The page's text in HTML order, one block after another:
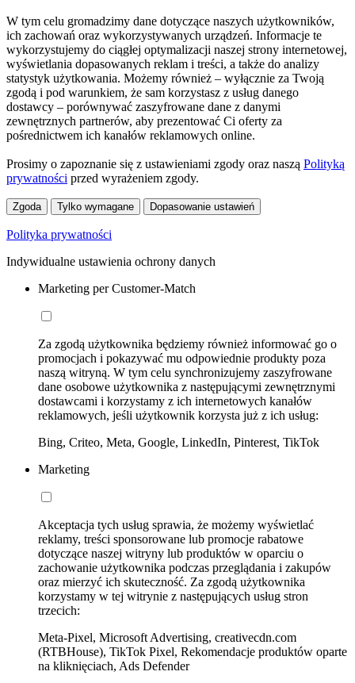
W tym celu gromadzimy dane dotyczące naszych użytkowników,
ich zachowań oraz wykorzystywanych urządzeń. Informacje te
wykorzystujemy do ciągłej optymalizacji naszej strony internetowej,
wyświetlania dopasowanych reklam i treści, a także do analizy
statystyk użytkowania. Możemy również – wyłącznie za Twoją
zgodą i pod warunkiem, że sam korzystasz z usług danego
dostawcy – porównywać zaszyfrowane dane z danymi
zewnętrznych partnerów, aby prezentować Ci oferty za
pośrednictwem ich kanałów reklamowych online.
Prosimy o zapoznanie się z ustawieniami zgody oraz naszą Polityką
prywatności przed wyrażeniem zgody.
Zgoda Tylko wymagane Dopasowanie ustawień
Polityka prywatności
Indywidualne ustawienia ochrony danych
Marketing per Customer-Match
Za zgodą użytkownika będziemy również informować go o
promocjach i pokazywać mu odpowiednie produkty poza
naszą witryną. W tym celu synchronizujemy zaszyfrowane
dane osobowe użytkownika z następującymi zewnętrznymi
dostawcami i korzystamy z ich internetowych kanałów
reklamowych, jeśli użytkownik korzysta już z ich usług:
Bing, Criteo, Meta, Google, LinkedIn, Pinterest, TikTok
Marketing
Akceptacja tych usług sprawia, że możemy wyświetlać
reklamy, treści sponsorowane lub promocje rabatowe
dotyczące naszej witryny lub produktów w oparciu o
zachowanie użytkownika podczas przeglądania i zakupów
oraz mierzyć ich skuteczność. Za zgodą użytkownika
korzystamy w tej witrynie z następujących usług stron
trzecich:
Meta-Pixel, Microsoft Advertising, creativecdn.com
(RTBHouse), TikTok Pixel, Rekomendacje produktów oparte
na kliknięciach, Ads Defender